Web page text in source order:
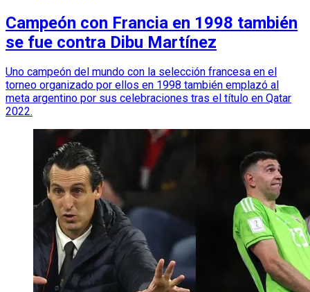
Campeón con Francia en 1998 también
se fue contra Dibu Martínez
Uno campeón del mundo con la selección francesa en el
torneo organizado por ellos en 1998 también emplazó al
meta argentino por sus celebraciones tras el título en Qatar
2022.